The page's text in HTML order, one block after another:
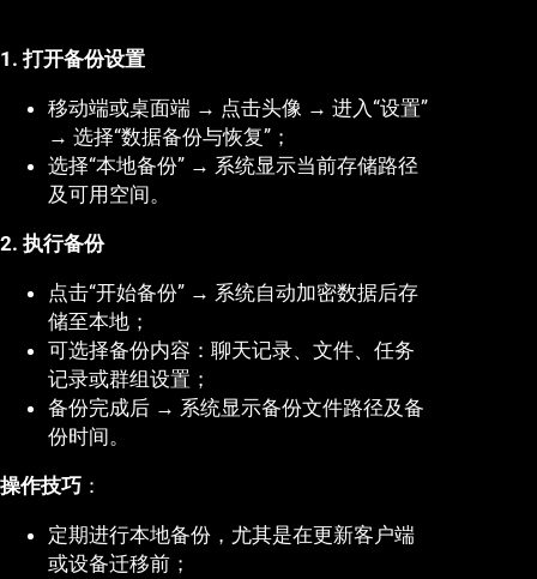
1. 打开备份设置
移动端或桌面端 → 点击头像 → 进入“设置”
→ 选择“数据备份与恢复”；
选择“本地备份” → 系统显示当前存储路径
及可用空间。
2. 执行备份
点击“开始备份” → 系统自动加密数据后存
储至本地；
可选择备份内容：聊天记录、文件、任务
记录或群组设置；
备份完成后 → 系统显示备份文件路径及备
份时间。
操作技巧 ：
定期进行本地备份，尤其是在更新客户端
或设备迁移前；